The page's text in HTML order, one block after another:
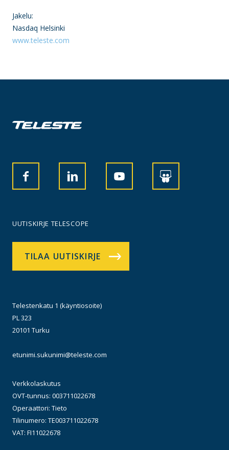
Jakelu:
Nasdaq Helsinki
www.teleste.com
UUTISKIRJE TELESCOPE
TILAA UUTISKIRJE
Telestenkatu 1 (käyntiosoite)
PL 323
20101 Turku
etunimi.sukunimi@teleste.com
Verkkolaskutus
OVT-tunnus: 003711022678
Operaattori: Tieto
Tilinumero: TE003711022678
VAT: FI11022678